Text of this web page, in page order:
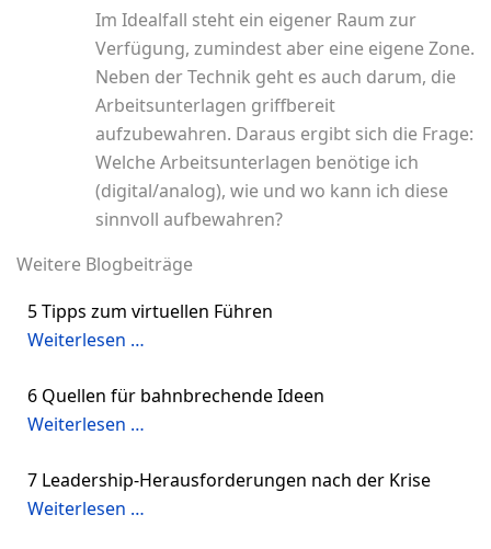
Im Idealfall steht ein eigener Raum zur
Verfügung, zumindest aber eine eigene Zone.
Neben der Technik geht es auch darum, die
Arbeitsunterlagen griffbereit
aufzubewahren. Daraus ergibt sich die Frage:
Welche Arbeitsunterlagen benötige ich
(digital/analog), wie und wo kann ich diese
sinnvoll aufbewahren?
Weitere Blogbeiträge
5 Tipps zum virtuellen Führen
Weiterlesen …
6 Quellen für bahnbrechende Ideen
Weiterlesen …
7 Leadership-Herausforderungen nach der Krise
Weiterlesen …